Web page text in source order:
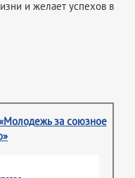
и желает успехов в
за союзное